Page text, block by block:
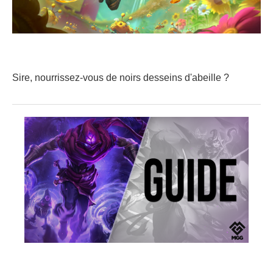
Sire, nourrissez-vous de noirs desseins d'abeille ?